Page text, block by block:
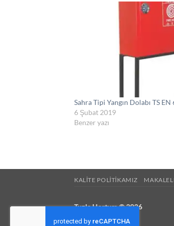
Sahra Tipi Yangın Dolabı TS
6 Şubat 2019
Benzer yazı
KALITE POLITIKAMIZ
Tuzla Hortum © 2026